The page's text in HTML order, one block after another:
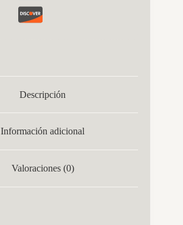
Descripción
Información adicional
Valoraciones (0)